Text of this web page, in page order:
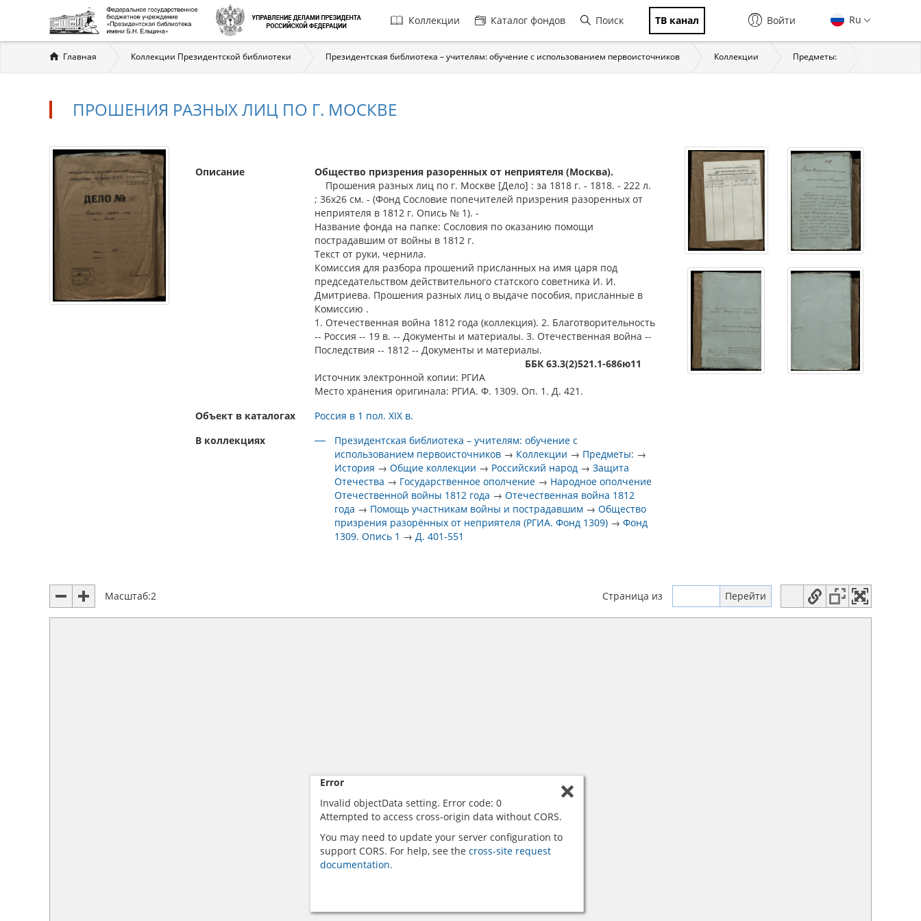
Главная
навигация
Коллекции Каталог фондов Поиск ТВ канал Ru
Войти
Вы
здесь
Главная Коллекции Президентской библиотеки Президентская библиотека – учителям: обучение с использованием первоисточников Коллекции Предметы:
ПРОШЕНИЯ РАЗНЫХ ЛИЦ ПО Г. МОСКВЕ
Описание
Общество призрения разоренных от неприятеля (Москва).
Прошения разных лиц по г. Москве [Дело] : за 1818 г. - 1818. - 222 л.
; 36x26 см. - (Фонд Сословие попечителей призрения разоренных от
неприятеля в 1812 г. Опись № 1). -
Название фонда на папке: Сословия по оказанию помощи
пострадавшим от войны в 1812 г.
Текст от руки, чернила.
Комиссия для разбора прошений присланных на имя царя под
председательством действительного статского советника И. И.
Дмитриева. Прошения разных лиц о выдаче пособия, присланные в
Комиссию .
1. Отечественная война 1812 года (коллекция). 2. Благотворительность
-- Россия -- 19 в. -- Документы и материалы. 3. Отечественная война --
Последствия -- 1812 -- Документы и материалы.
ББК 63.3(2)521.1-686ю11
Источник электронной копии: РГИА
Место хранения оригинала: РГИА. Ф. 1309. Оп. 1. Д. 421.
Объект в каталогах
Россия в 1 пол. XIX в.
В коллекциях
Президентская библиотека – учителям: обучение с
использованием первоисточников → Коллекции → Предметы: →
История →Общие коллекции → Российский народ →Защита
Отечества → Государственное ополчение → Народное ополчение
Отечественной войны 1812 года →Отечественная война 1812
года → Помощь участникам войны и пострадавшим →Общество
призрения разорённых от неприятеля (РГИА. Фонд 1309) →Фонд
1309. Опись 1 →Д. 401-551
Масштаб:2 Страница из
Error
Invalid objectData setting. Error code: 0
Attempted to access cross-origin data without CORS.
You may need to update your server configuration to
support CORS. For help, see the cross-site request
documentation.